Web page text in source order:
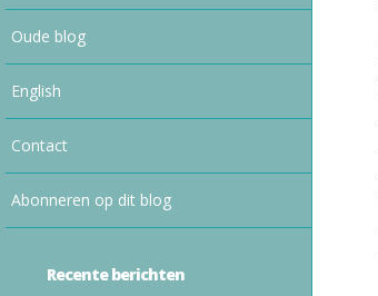
Oude blog
English
Contact
Abonneren op dit blog
Recente berichten